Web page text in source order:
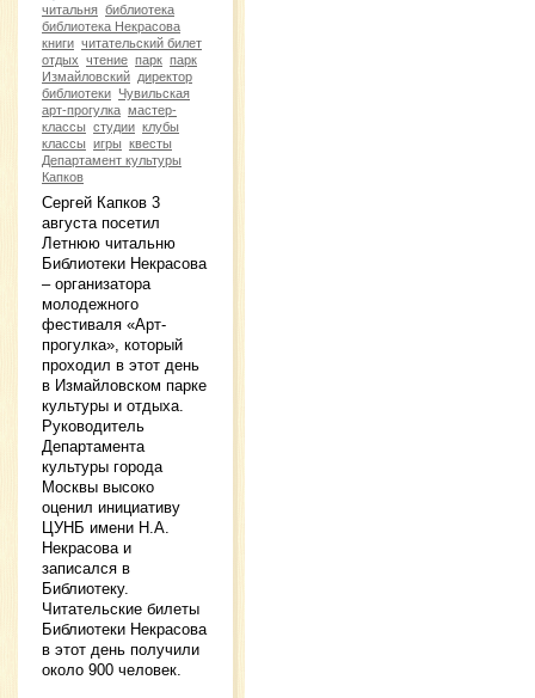
читальня библиотека
библиотека Некрасова
книги читательский билет
отдых чтение парк парк
Измайловский директор
библиотеки Чувильская
арт-прогулка мастер-
классы студии клубы
классы игры квесты
Департамент культуры
Капков
Сергей Капков 3
августа посетил
Летнюю читальню
Библиотеки Некрасова
– организатора
молодежного
фестиваля «Арт-
прогулка», который
проходил в этот день
в Измайловском парке
культуры и отдыха.
Руководитель
Департамента
культуры города
Москвы высоко
оценил инициативу
ЦУНБ имени Н.А.
Некрасова и
записался в
Библиотеку.
Читательские билеты
Библиотеки Некрасова
в этот день получили
около 900 человек.